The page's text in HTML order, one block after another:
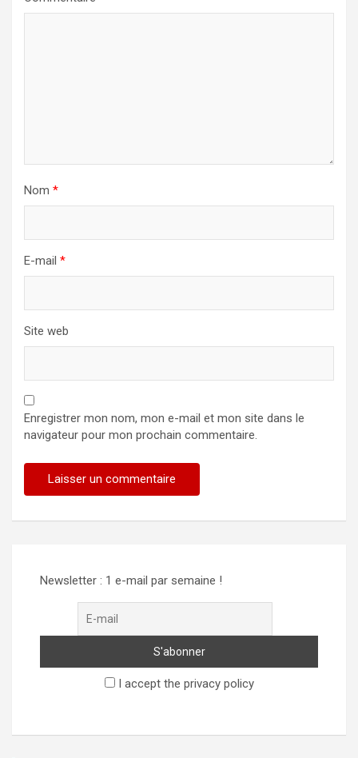
Nom *
E-mail *
Site web
Enregistrer mon nom, mon e-mail et mon site dans le
navigateur pour mon prochain commentaire.
Newsletter : 1 e-mail par semaine !
I accept the privacy policy